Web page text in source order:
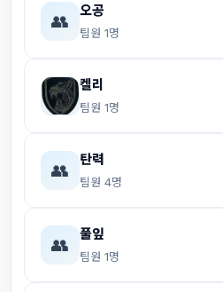
👥
오공
팀원 1명
켈리
팀원 1명
👥
탄력
팀원 4명
👥
풀잎
팀원 1명